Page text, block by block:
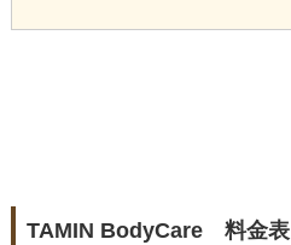
TAMIN BodyCare 料金表